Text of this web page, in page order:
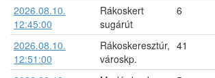
2026.08.10.
12:45:00
Rákoskert
sugárút
6
2026.08.10.
12:51:00
Rákoskeresztúr,
városkp.
41